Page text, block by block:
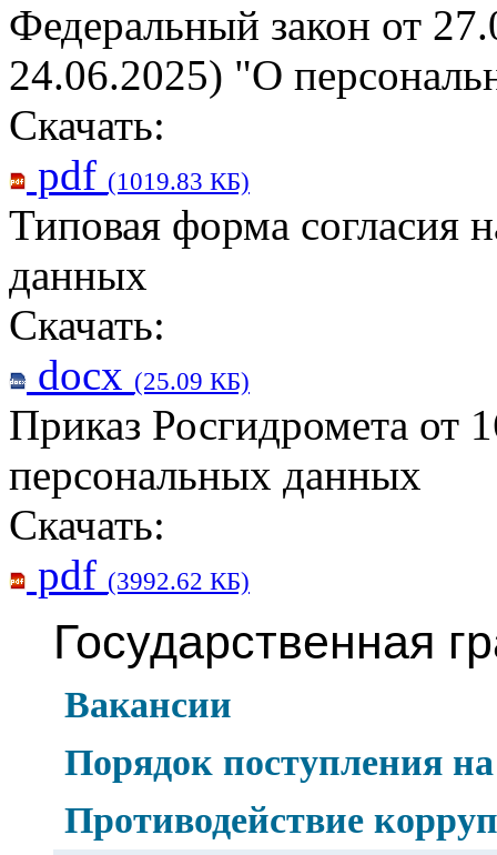
Федеральный закон от
24.06.2025) "О
Скачать:
pdf (1019.83 КБ)
Типовая форма согласия
данных
Скачать:
docx (25.09 КБ)
Приказ Росгидромета от
персональных данных
Скачать:
pdf (3992.62 КБ)
Государственная
Вакансии
Порядок поступления
Противодействие